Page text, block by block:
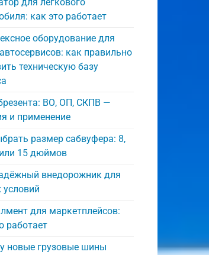
как это работает
оборудование для
как правильно
техническую базу
ВО, ОП, СКПВ —
и применение
размер сабвуфера: 8,
15 дюймов
внедорожник для
для маркетплейсов:
работает
новые грузовые шины